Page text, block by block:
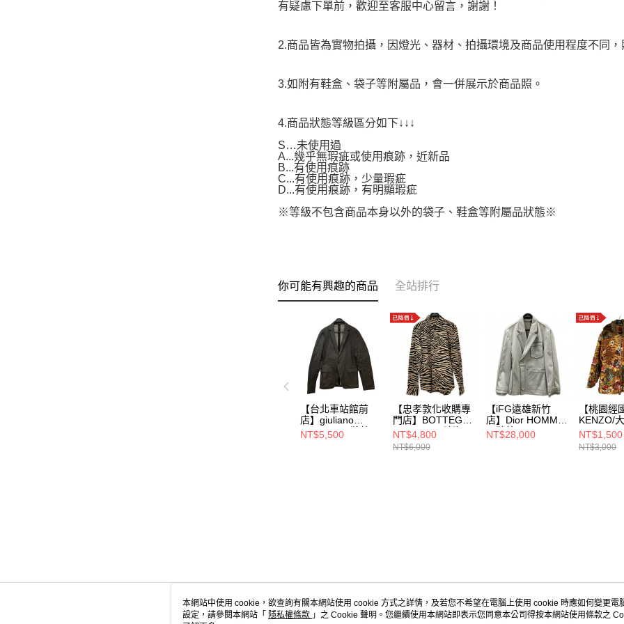
有疑慮下單前，歡迎至客服中心留言，謝謝！
2.商品皆為實物拍攝，因燈光、器材、拍攝環境及商品使用程度不同
3.如附有鞋盒、袋子等附屬品，會一併展示於商品照。
4.商品狀態等級區分如下↓↓↓
S…未使用過
A...幾乎無瑕疵或使用痕跡，近新品
B...有使用痕跡
C...有使用痕跡，少量瑕疵
D...有使用痕跡，有明顯瑕疵
※等級不包含商品本身以外的袋子、鞋盒等附屬品狀態※
你可能有興趣的商品 全站排行
【台北車站館前
店】giuliano
Fujiwara/西裝外
套/48/PJ07-002N
NT$5,500
【忠孝敦化收購專
門店】BOTTEGA
VENETA/長袖襯
衫/其他/
NT$4,800
NT$6,000
【iFG遠雄新竹
店】Dior HOMME/
西裝外
套/44/383C276A5
NT$28,000
【桃園經
KENZO/
0841 d tk
NT$1,500
NT$3,000
關於我們 客服資訊
本網站中使用 cookie，欲查詢有關本網站使用 cookie 方式之詳情，及若您不希望在電腦上使用 cookie 時應如何變更電
設定，請參閱本網站「 隱私權條款 」之 Cookie 聲明。您繼續使用本網站即表示您同意本公司得按本網站使用條款之